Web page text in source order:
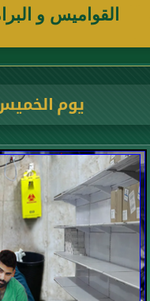
القواميس و
يوم الخميس 23 صفر 1448